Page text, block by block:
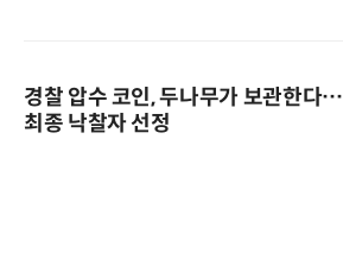
경찰 압수 코인, 두나무가 보관한다…
최종 낙찰자 선정